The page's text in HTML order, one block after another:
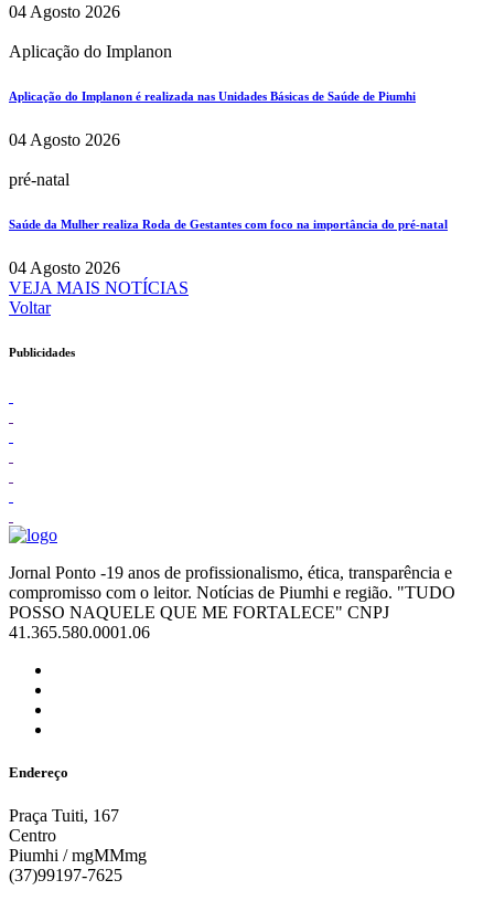
04 Agosto 2026
Aplicação do Implanon
Aplicação do Implanon é realizada nas Unidades Básicas de Saúde de Piumhi
04 Agosto 2026
pré-natal
Saúde da Mulher realiza Roda de Gestantes com foco na importância do pré-natal
04 Agosto 2026
VEJA MAIS NOTÍCIAS
Voltar
Publicidades
Jornal Ponto -19 anos de profissionalismo, ética, transparência e
compromisso com o leitor. Notícias de Piumhi e região. "TUDO
POSSO NAQUELE QUE ME FORTALECE" CNPJ
41.365.580.0001.06
Endereço
Praça Tuiti, 167
Centro
Piumhi / mgMMmg
(37)99197-7625